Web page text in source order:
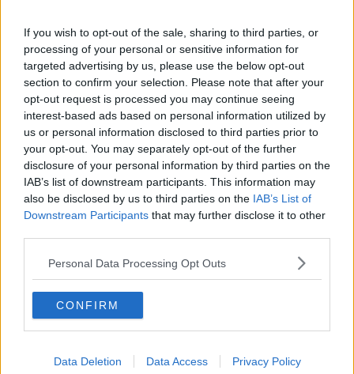
If you wish to opt-out of the sale, sharing to third parties, or
processing of your personal or sensitive information for
targeted advertising by us, please use the below opt-out
section to confirm your selection. Please note that after your
opt-out request is processed you may continue seeing
interest-based ads based on personal information utilized by
us or personal information disclosed to third parties prior to
your opt-out. You may separately opt-out of the further
disclosure of your personal information by third parties on the
IAB’s list of downstream participants. This information may
also be disclosed by us to third parties on the IAB’s List of
Downstream Participants that may further disclose it to other
Personal Data Processing Opt Outs
CONFIRM
Data Deletion Data Access Privacy Policy
Enrico Guerrini e Gordiano Lupi
Se vuoi leggere le notizie principali della Toscana iscriviti alla
Newsletter QUInews - ToscanaMedia.Arriva gratis tutti i giorni
alle 20:00 direttamente nella tua casella di posta.
Fotogallery